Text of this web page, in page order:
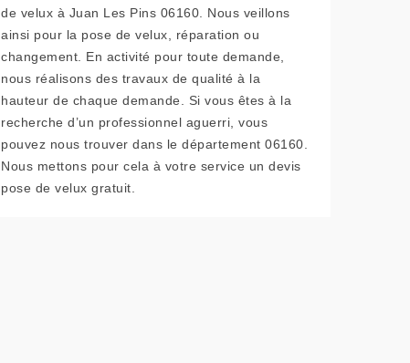
de velux à Juan Les Pins 06160. Nous veillons
ainsi pour la pose de velux, réparation ou
changement. En activité pour toute demande,
nous réalisons des travaux de qualité à la
hauteur de chaque demande. Si vous êtes à la
recherche d’un professionnel aguerri, vous
pouvez nous trouver dans le département 06160.
Nous mettons pour cela à votre service un devis
pose de velux gratuit.